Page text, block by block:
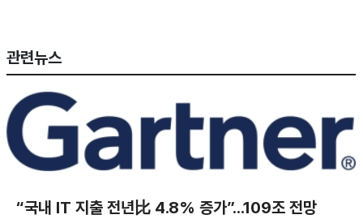
관련뉴스
“국내 IT 지출 전년比 4.8% 증가”...109조 전망